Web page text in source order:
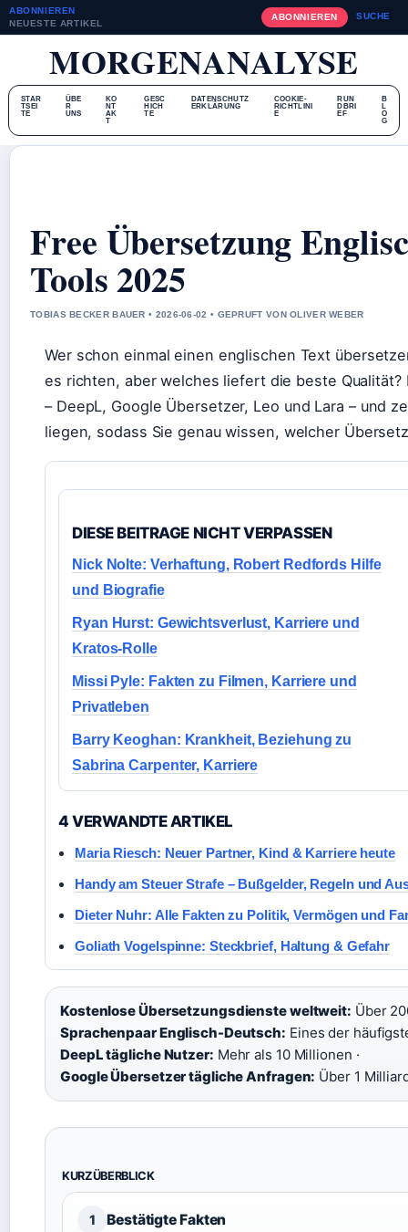
ABONNIEREN
NEUESTE ARTIKEL
ABONNIEREN SUCHE
MORGENANALYSE
STAR
TSEI
TE
ÜBE
R
UNS
KO
NT
AK
T
GESC
HICH
TE
DATENSCHUTZ
ERKLÄRUNG
COOKIE-
RICHTLINI
E
RUN
DBRI
EF
B
L
O
G
Free Übersetzung
Tools 2025
TOBIAS BECKER BAUER • 2026-06-02 • GEPRUFT VON OLIVER WEBER
Wer schon einmal einen englischen Text
es richten, aber welches liefert die beste
– DeepL, Google Übersetzer, Leo und Lara – und
liegen, sodass Sie genau wissen, welcher
DIESE BEITRAGE NICHT VERPASSEN
Nick Nolte: Verhaftung, Robert Redfords Hilfe
und Biografie
Ryan Hurst: Gewichtsverlust, Karriere und
Kratos-Rolle
Missi Pyle: Fakten zu Filmen, Karriere und
Privatleben
Barry Keoghan: Krankheit, Beziehung zu
Sabrina Carpenter, Karriere
4 VERWANDTE ARTIKEL
Maria Riesch: Neuer Partner, Kind & Karriere heute
Handy am Steuer Strafe – Bußgelder, Regeln und
Dieter Nuhr: Alle Fakten zu Politik, Vermögen und
Goliath Vogelspinne: Steckbrief, Haltung & Gefahr
Kostenlose Übersetzungsdienste weltweit: Über
Sprachenpaar Englisch-Deutsch: Eines der
DeepL tägliche Nutzer: Mehr als 10 Millionen ·
Google Übersetzer tägliche Anfragen: Über 1
KURZÜBERBLICK
1 Bestätigte Fakten